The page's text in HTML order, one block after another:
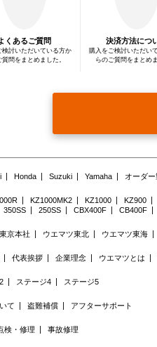
す。
利用目的の変更を
ト上に公表するも
公衆衛生の向上
国の機関もしく
利用目的に第三者
第三者への提供の
本人の求めを受け
前項の定めにかか
当社が利用目的の
個人情報を特定
上記に加え、当
す。これらの第三
のためにアクセス
くあるご質問
検討いただいている方か
質問をまとめました。
決済方法につ
購入をご検討いただい
らのご質問をまとめ
Honda Suzuki Yamaha オーダ
KZ1000MK2 KZ1000 KZ900
350SS 250SS CBX400F CB400F
京本社 ウエマツ東北 ウエマツ東海
代表挨拶 企業理念 ウエマツとは
ステージ4 ステージ5
て 盗難補償 アフターサポート
検・修理 事故修理